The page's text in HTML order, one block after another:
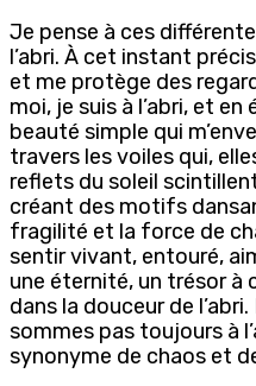
Je pense à ces
l’abri. À cet instant
et me protège des
moi, je suis à l’abri, et
beauté simple qui
travers les voiles qui,
reflets du soleil
créant des motifs
fragilité et la force de
sentir vivant, entouré,
une éternité, un trésor à
dans la douceur de
sommes pas toujours à
synonyme de chaos et